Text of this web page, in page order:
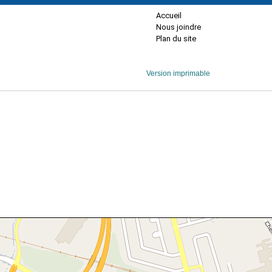
Accueil
Nous joindre
Plan du site
Version imprimable